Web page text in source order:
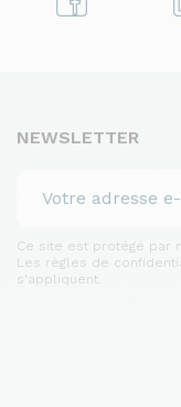
NEWSLETTER
Ce site est protégé par
Les règles de
s'appliquent.